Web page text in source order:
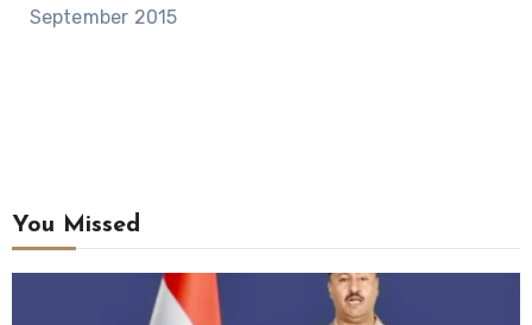
September 2015
You Missed